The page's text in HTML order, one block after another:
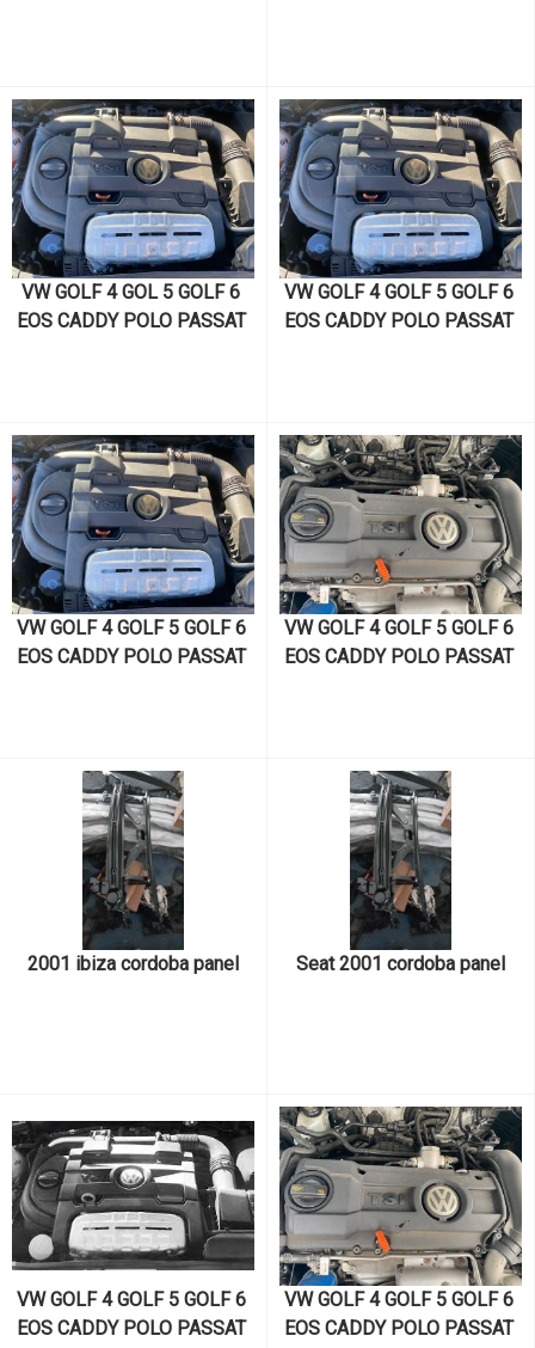
TOLEDO SKODA OCTAVİA
SÜPER B FABİA 1.4 TSI
CAVD KODLU MOTOR VE
MOTOR PARÇALARI
TOLEDO SKODA OCTAVİA
SÜPER B FABİA 1.4 TSI
CAVD KODLU MOTOR VE
MOTOR PARÇALARI
VW GOLF 4 GOL 5 GOLF 6
EOS CADDY POLO PASSAT
TOLEDO SKODA OCTAVİA
SÜPER B FABİA 1.4 TSI
CAXA KODLU MOTOR VE
MOTOR PARÇALARI
VW GOLF 4 GOLF 5 GOLF 6
EOS CADDY POLO PASSAT
CORDOVA LEON ALTEA
TOLEDO AUDİ A3 A1 1.4 TSI
CAVD KODLU MOTOR VE
MOTOR PARÇALARI
VW GOLF 4 GOLF 5 GOLF 6
EOS CADDY POLO PASSAT
CORDOVA LEON ALTEA
TOLEDO AUDİ A3 A1 1.4 TSI
CAVD KODLU MOTOR VE
MOTOR PARÇALARI
VW GOLF 4 GOLF 5 GOLF 6
EOS CADDY POLO PASSAT
CORDOVA LEON ALTEA
TOLEDO 1.4 TSI CAXA
KODLU MOTOR VE MOTOR
PARÇALARI
2001 ibiza cordoba panel Seat 2001 cordoba panel
VW GOLF 4 GOLF 5 GOLF 6
EOS CADDY POLO PASSAT
VW GOLF 4 GOLF 5 GOLF 6
EOS CADDY POLO PASSAT